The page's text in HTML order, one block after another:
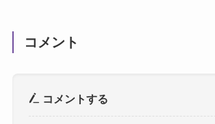
コメント
コメントする